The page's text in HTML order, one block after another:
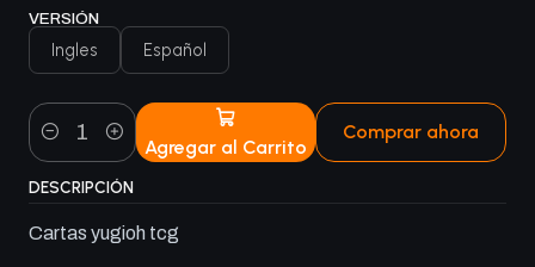
VERSIÓN
Ingles Español
Cantidad Agregar al Carrito
Comprar ahora
DESCRIPCIÓN
Cartas yugioh tcg